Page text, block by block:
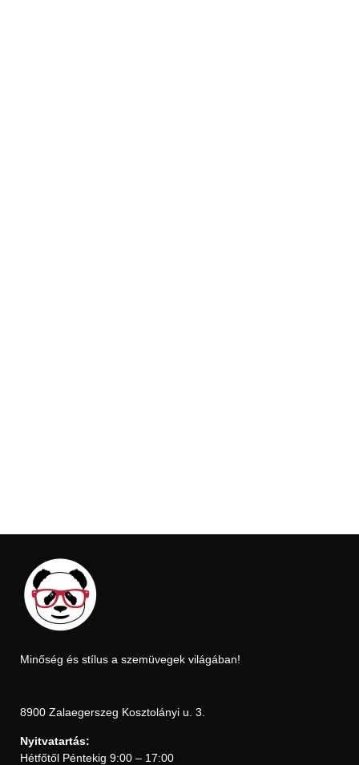
Minőség és stílus a szemüvegek világában!
8900 Zalaegerszeg Kosztolányi u. 3.
Nyitvatartás:
Hétfőtől Péntekig 9:00 – 17:00